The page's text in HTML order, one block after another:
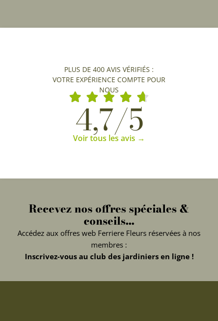
PLUS DE 400 AVIS VÉRIFIÉS :
VOTRE EXPÉRIENCE COMPTE POUR
NOUS
4,7/5
Voir tous les avis →
Recevez nos offres spéciales &
conseils...
Accédez aux offres web Ferriere Fleurs réservées à nos
membres :
Inscrivez-vous au club des jardiniers en ligne !